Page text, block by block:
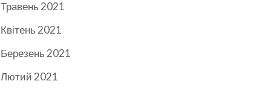
Травень 2021
Квітень 2021
Березень 2021
Лютий 2021